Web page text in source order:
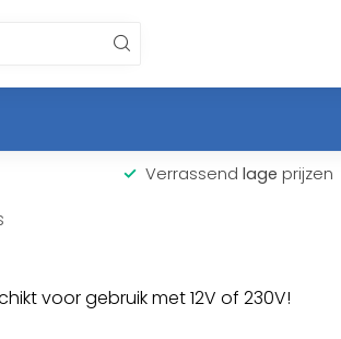
Verrassend lage prijzen
voor gebruik met 12V of 230V!